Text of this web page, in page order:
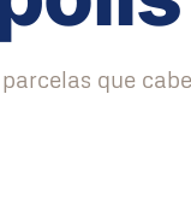
que